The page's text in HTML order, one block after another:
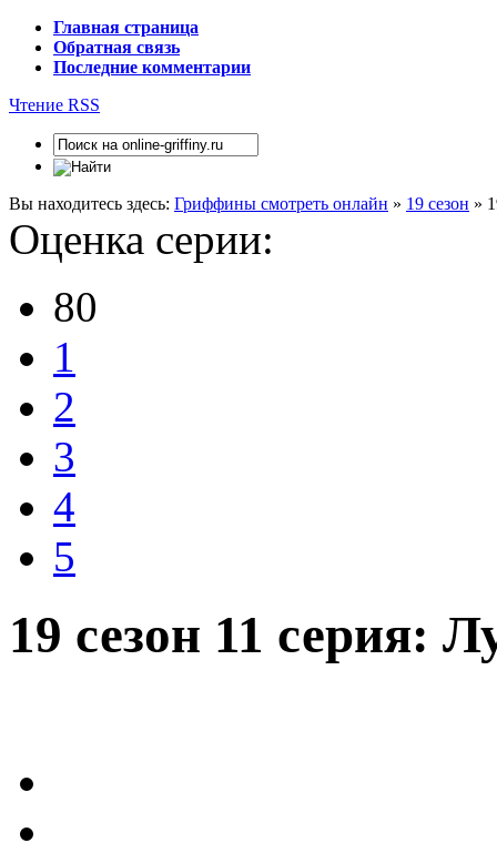
Главная страница
Обратная связь
Последние комментарии
Чтение RSS
Вы находитесь здесь: Гриффины смотреть онлайн » 19 сезон »
Оценка серии:
80
1
2
3
4
5
19 сезон 11 серия: